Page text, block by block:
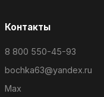
Контакты
8 800 550-45-93
bochka63@yandex.ru
Max